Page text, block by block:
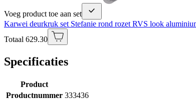
Voeg product toe aan set
Karwei deurkruk set Stefanie rond rozet RVS look
Totaal 629.30
Specificaties
Product
Productnummer 333436